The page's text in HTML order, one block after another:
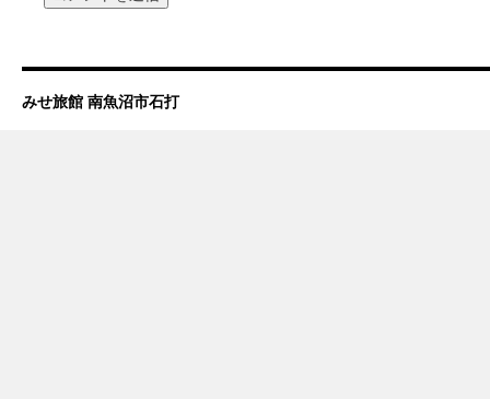
みせ旅館 南魚沼市石打